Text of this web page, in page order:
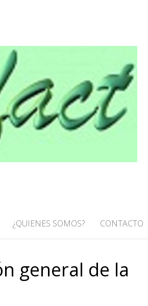
¿QUIENES SOMOS? CONTACTO
general de la